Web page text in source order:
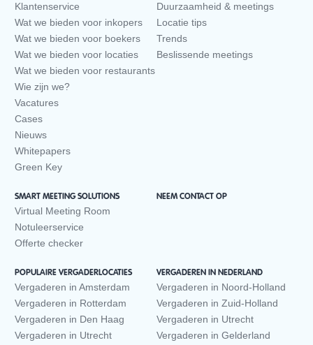
Klantenservice
Wat we bieden voor inkopers
Wat we bieden voor boekers
Wat we bieden voor locaties
Wat we bieden voor restaurants
Wie zijn we?
Vacatures
Cases
Nieuws
Whitepapers
Green Key
Duurzaamheid & meetings
Locatie tips
Trends
Beslissende meetings
SMART MEETING SOLUTIONS
Virtual Meeting Room
Notuleerservice
Offerte checker
NEEM CONTACT OP
POPULAIRE VERGADERLOCATIES
Vergaderen in Amsterdam
Vergaderen in Rotterdam
Vergaderen in Den Haag
Vergaderen in Utrecht
VERGADEREN IN NEDERLAND
Vergaderen in Noord-Holland
Vergaderen in Zuid-Holland
Vergaderen in Utrecht
Vergaderen in Gelderland